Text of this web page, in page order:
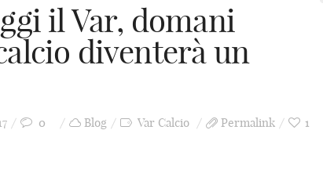
il Var, domani
diventerà un
0 Blog Var Calcio Permalink 1